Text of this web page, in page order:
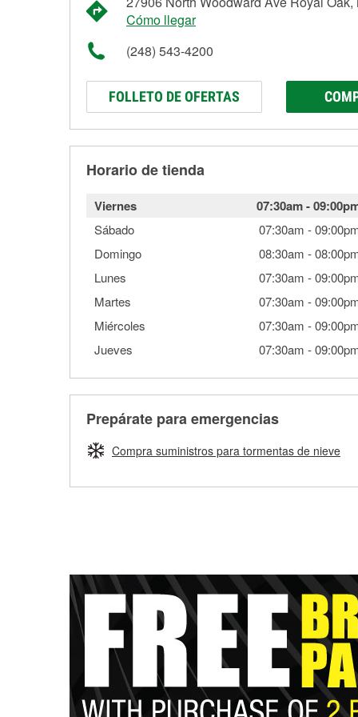
Cómo llegar
(248) 543-4200
FOLLETO DE OFERTAS
Horario de tienda
Viernes 07:30am-
Sábado 07:30am -
Domingo
08:30am -
Lunes
07:30am -
Martes
07:30am -
Miércoles
07:30am -
Jueves
07:30am -
Prepárate para emergencias
Compra suministros para tormentas de nieve